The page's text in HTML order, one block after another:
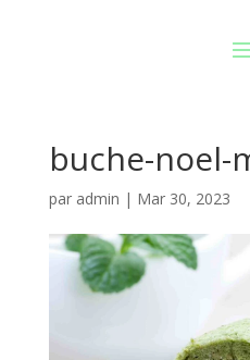
buche-noel-
par admin | Mar 30, 2023